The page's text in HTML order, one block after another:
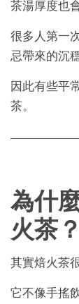
茶湯厚度也
很多人第一
忌帶來的沉
因此有些平
茶。
為什
火茶？
其實焙火茶
它不像手搖